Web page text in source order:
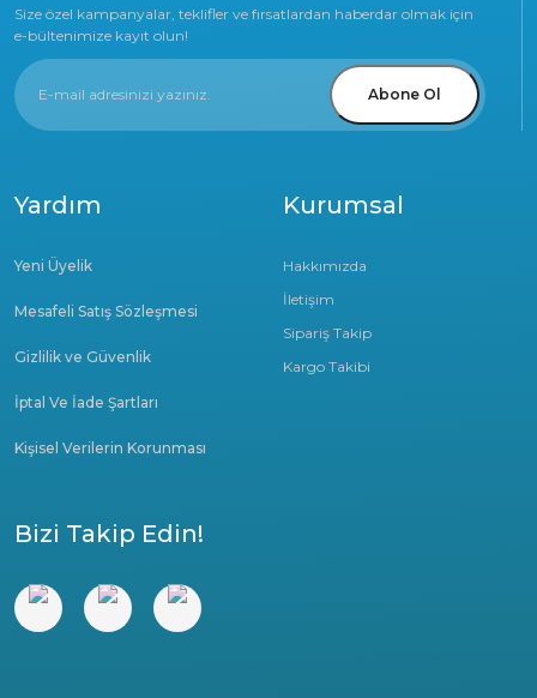
Size özel kampanyalar, teklifler ve fırsatlardan haberdar olmak için
e-bültenimize kayıt olun!
Abone Ol
Kurumsal
Hakkımızda
İletişim
Sipariş Takip
Kargo Takibi
Yardım
Yeni Üyelik
Mesafeli Satış Sözleşmesi
Gizlilik ve Güvenlik
İptal Ve İade Şartları
Kişisel Verilerin Korunması
Bizi Takip Edin!